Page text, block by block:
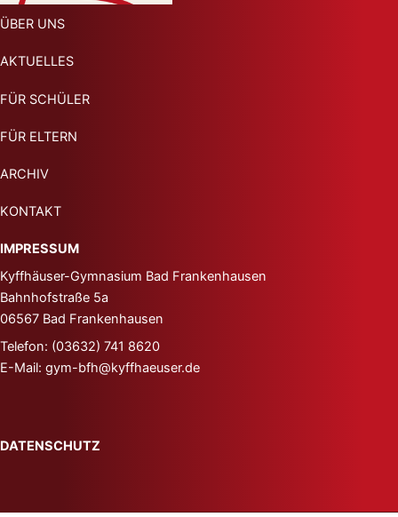
ÜBER UNS
AKTUELLES
FÜR SCHÜLER
FÜR ELTERN
ARCHIV
KONTAKT
IMPRESSUM
Kyffhäuser-Gymnasium Bad Frankenhausen
Bahnhofstraße 5a
06567 Bad Frankenhausen
Telefon: (03632) 741 8620
E-Mail: gym-bfh@kyffhaeuser.de
DATENSCHUTZ